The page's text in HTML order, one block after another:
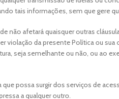
tais informações, sem que gere
não afetará quaisquer outras
violação da presente Política ou
seja semelhante ou não, ou ao
possa surgir dos serviços de
a qualquer outro.